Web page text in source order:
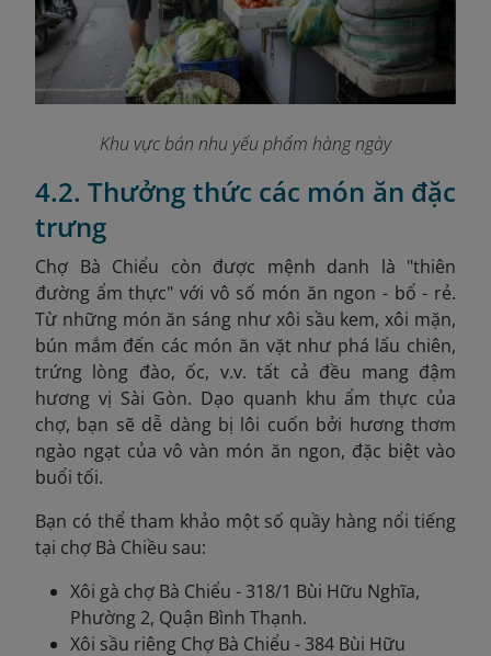
Khu vực bán nhu yếu phẩm hàng ngày
4.2. Thưởng thức các món ăn đặc
trưng
Chợ Bà Chiểu còn được mệnh danh là "thiên
đường ẩm thực" với vô số món ăn ngon - bổ - rẻ.
Từ những món ăn sáng như xôi sầu kem, xôi mặn,
bún mắm đến các món ăn vặt như phá lấu chiên,
trứng lòng đào, ốc, v.v. tất cả đều mang đậm
hương vị Sài Gòn.​ Dạo quanh khu ẩm thực của
chợ, bạn sẽ dễ dàng bị lôi cuốn bởi hương thơm
ngào ngạt của vô vàn món ăn ngon, đặc biệt vào
buổi tối.
Bạn có thể tham khảo một số quầy hàng nổi tiếng
tại chợ Bà Chiều sau:
Xôi gà chợ Bà Chiểu - 318/1 Bùi Hữu Nghĩa,
Phường 2, Quận Bình Thạnh.
Xôi sầu riêng Chợ Bà Chiểu - 384 Bùi Hữu